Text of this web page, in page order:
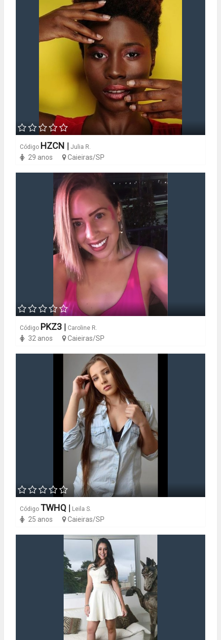
Código HZCN | Julia R.
29 anos Caieiras/SP
Código PKZ3 | Caroline R.
32 anos Caieiras/SP
Código TWHQ | Leila S.
25 anos Caieiras/SP